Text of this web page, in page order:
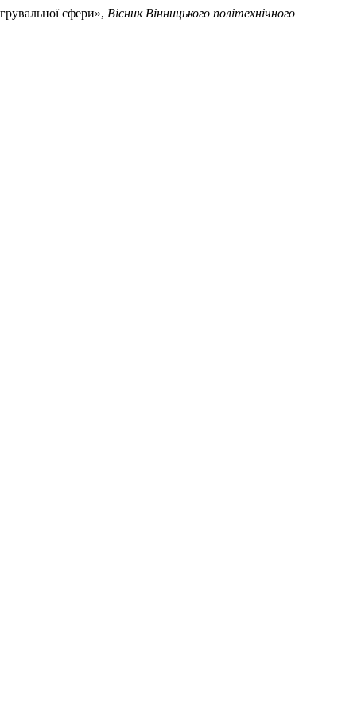
сфери», Вісник Вінницького політехнічного